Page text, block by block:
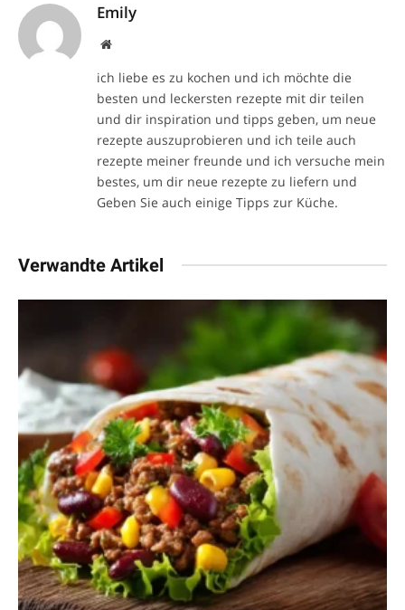
Emily
Website
ich liebe es zu kochen und ich möchte die
besten und leckersten rezepte mit dir teilen
und dir inspiration und tipps geben, um neue
rezepte auszuprobieren und ich teile auch
rezepte meiner freunde und ich versuche mein
bestes, um dir neue rezepte zu liefern und
Geben Sie auch einige Tipps zur Küche.
Verwandte Artikel